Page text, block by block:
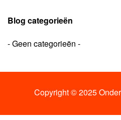
Blog categorieën
- Geen categorieën -
Copyright © 2025